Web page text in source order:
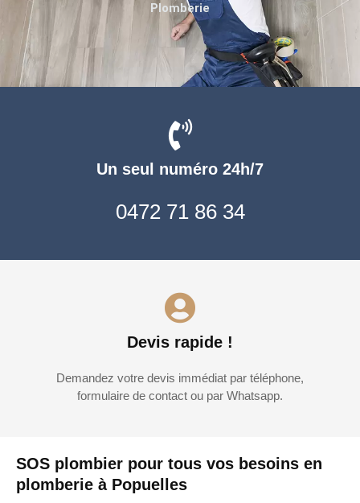
SOS plombier pour tous vos besoins en
plomberie à Popuelles
Un seul numéro 24h/7
0472 71 86 34
Devis rapide !
Demandez votre devis immédiat par téléphone,
formulaire de contact ou par Whatsapp.
Plomberie